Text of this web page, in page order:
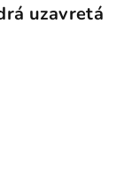
uzavretá